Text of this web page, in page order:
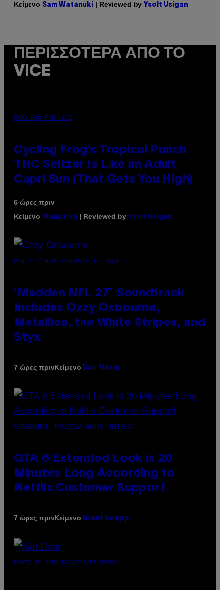
Κείμενο Sam Watanuki | Reviewed by Ysolt Usigan
ΠΕΡΙΣΣΌΤΕΡΑ ΑΠΌ ΤΟ
VICE
MAHA HAQ FOR VICE
Cycling Frog’s Tropical Punch
THC Seltzer Is Like an Adult
Capri Sun (That Gets You High)
6 ώρες πριν
Κείμενο
Maha Haq | Reviewed by Ysolt Usigan
PHOTO BY NICK LAHAM/GETTY IMAGES
‘Madden NFL 27’ Soundtrack
Includes Ozzy Osbourne,
Metallica, the White Stripes, and
Styx
7 ώρες πρινΚείμενο Dan Milam
SCREENSHOT: ROCKSTAR GAMES, NETFLIX
GTA 6 Extended Look is 20
Minutes Long According to
Netflix Customer Support
7 ώρες πρινΚείμενο Brent Koepp
PHOTO BY JEFF KRAVITZ/FILMMAGIC